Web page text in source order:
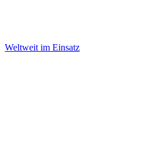
Weltweit im Einsatz